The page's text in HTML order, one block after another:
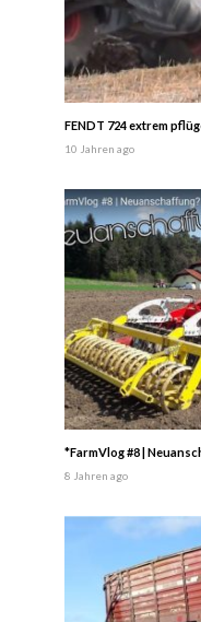
FENDT 724 extrem
10 Jahren ago
*FarmVlog #8 |
8 Jahren ago